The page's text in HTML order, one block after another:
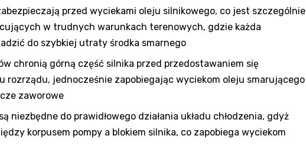
przed wyciekami oleju silnikowego, co jest szczególnie
w trudnych warunkach terenowych, gdzie każda
do szybkiej utraty środka smarnego
chronią górną część silnika przed przedostawaniem się
rozrządu, jednocześnie zapobiegając wyciekom oleju smarującego
zaworowe
niezbędne do prawidłowego działania układu chłodzenia, gdyż
korpusem pompy a blokiem silnika, co zapobiega wyciekom